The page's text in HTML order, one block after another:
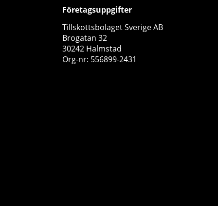
Företagsuppgifter
Tillskottsbolaget Sverige AB
Brogatan 32
30242 Halmstad
Org-nr: 556899-2431